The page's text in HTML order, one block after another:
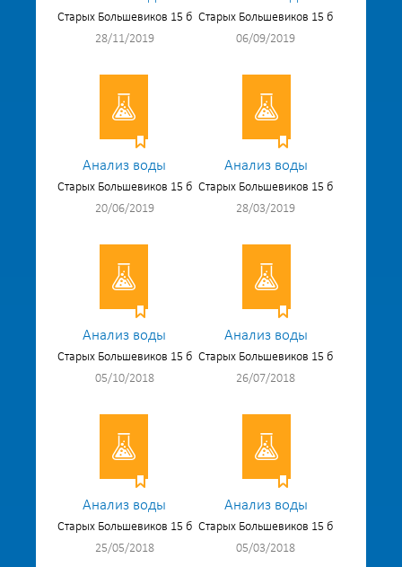
Старых Большевиков 15 б
28/11/2019
Старых Большевиков 15 б
06/09/2019
Анализ воды
Старых Большевиков 15 б
20/06/2019
Анализ воды
Старых Большевиков 15 б
28/03/2019
Анализ воды
Старых Большевиков 15 б
05/10/2018
Анализ воды
Старых Большевиков 15 б
26/07/2018
Анализ воды
Старых Большевиков 15 б
25/05/2018
Анализ воды
Старых Большевиков 15 б
05/03/2018